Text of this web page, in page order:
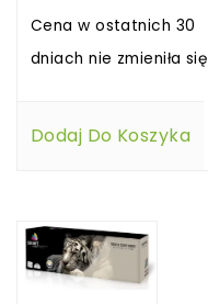
Cena w ostatnich 30
dniach nie zmieniła się
Dodaj Do Koszyka